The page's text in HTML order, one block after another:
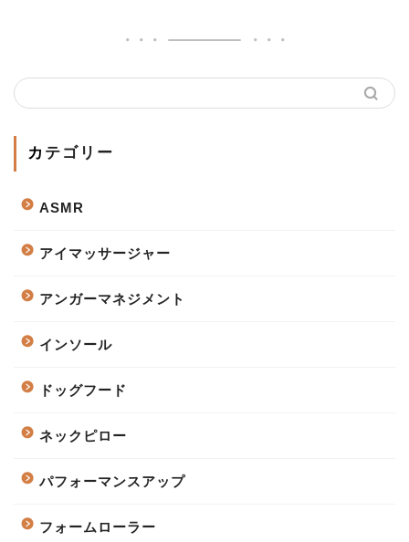
カテゴリー
ASMR
アイマッサージャー
アンガーマネジメント
インソール
ドッグフード
ネックピロー
パフォーマンスアップ
フォームローラー